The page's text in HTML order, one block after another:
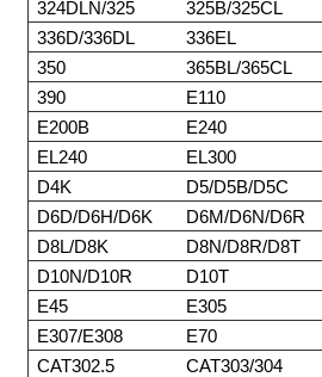
324DLN/325 325B/325CL
336D/336DL
336EL
350
365BL/365CL
390
E110
E200B
E240
EL240
EL300
D4K
D5/D5B/D5C
D6D/D6H/D6K
D6M/D6N/D6R
D8L/D8K
D8N/D8R/D8T
D10N/D10R
D10T
E45
E305
E307/E308
E70
CAT302.5
CAT303/304